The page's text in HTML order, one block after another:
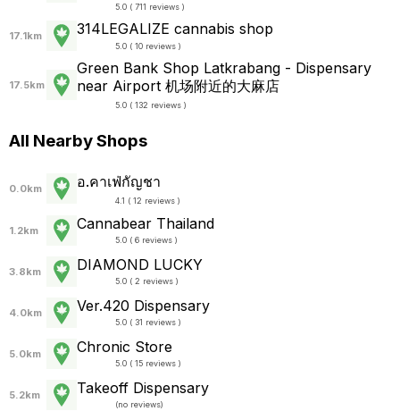
5.0 ( 711 reviews )
17.1km 314LEGALIZE cannabis shop
5.0 ( 10 reviews )
17.5km
Green Bank Shop Latkrabang - Dispensary
near Airport 机场附近的大麻店
5.0 ( 132 reviews )
All Nearby Shops
0.0km อ.คาเฟ่กัญชา
4.1 ( 12 reviews )
1.2km Cannabear Thailand
5.0 ( 6 reviews )
3.8km DIAMOND LUCKY
5.0 ( 2 reviews )
4.0km Ver.420 Dispensary
5.0 ( 31 reviews )
5.0km Chronic Store
5.0 ( 15 reviews )
5.2km Takeoff Dispensary
(no reviews)